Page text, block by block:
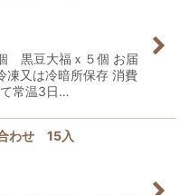
黒豆大福ｘ５個 お届
凍又は冷暗所保存 消費
常温3日…
わせ 15入